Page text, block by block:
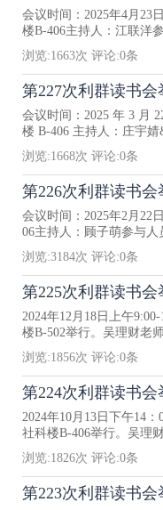
会议时间：2025年4月23
楼B-406主持人：江联洋
浏览:1663次 评论:0条
第227次利群读书会
会议时间：2025 年 3 月
楼 B-406 主持人：庄宇婧
浏览:1668次 评论:0条
第226次利群读书会
会议时间：2025年2月22
06主持人：顾子萌参与人
浏览:3184次 评论:0条
第225次利群读书会
2024年12月18日上午
楼B-502举行。吴理财老
浏览:1856次 评论:0条
第224次利群读书会
2024年10月13日下午14
社科楼B-406举行。吴理
浏览:1826次 评论:0条
第223次利群读书会